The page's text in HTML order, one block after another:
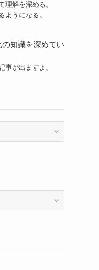
理解を深める。
ようになる。
知識を深めてい
事が出ますよ。